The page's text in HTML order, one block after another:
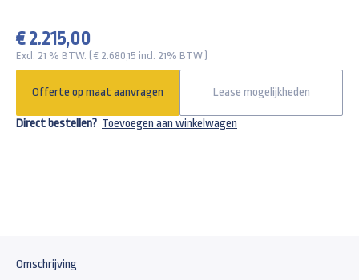
€ 2.215,00
Excl. 21 % BTW. ( € 2.680,15 incl. 21% BTW )
Offerte op maat aanvragen Lease mogelijkheden
Direct bestellen? Toevoegen aan winkelwagen
Omschrijving